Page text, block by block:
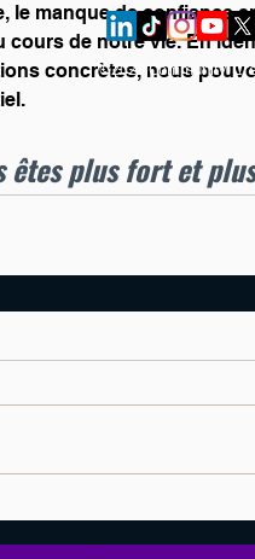
le manque de confiance
de notre vie. En
concrètes, nous
êtes plus fort et
©2023 Community.